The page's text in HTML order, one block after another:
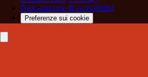
Dichiarazione di accessibilità
Preferenze sui cookie